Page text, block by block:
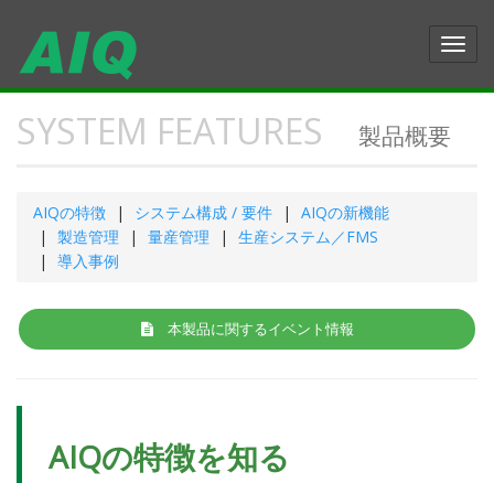
SYSTEM FEATURES 製品概要
AIQの特徴 システム構成 / 要件
AIQの新機能
製造管理
量産管理
生産システム／FMS
導入事例
本製品に関するイベント情報
AIQの特徴を知る